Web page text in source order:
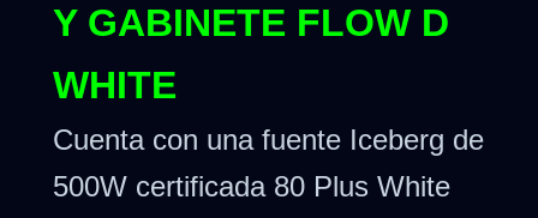
Y GABINETE FLOW D
WHITE
Cuenta con una fuente Iceberg de
500W certificada 80 Plus White